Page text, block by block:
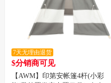
7天无理由退货
$分销商可见
【AWM】印第安帐篷4杆(小彩